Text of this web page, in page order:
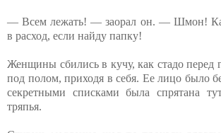
— Всем лежать! — заорал он. — Шмон!
в расход, если найду папку!
Женщины сбились в кучу, как стадо перед
под полом, приходя в себя. Ее лицо было
секретными списками была спрятана
тряпья.